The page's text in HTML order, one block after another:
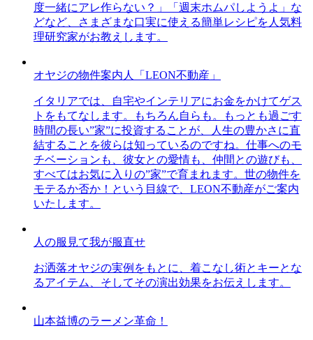
度一緒にアレ作らない？」「週末ホムパしようよ」な
どなど、さまざまな口実に使える簡単レシピを人気料
理研究家がお教えします。
オヤジの物件案内人「LEON不動産」
イタリアでは、自宅やインテリアにお金をかけてゲス
トをもてなします。もちろん自らも。もっとも過ごす
時間の長い”家”に投資することが、人生の豊かさに直
結することを彼らは知っているのですね。仕事へのモ
チベーションも、彼女との愛情も、仲間との遊びも、
すべてはお気に入りの”家”で育まれます。世の物件を
モテるか否か！という目線で、LEON不動産がご案内
いたします。
人の服見て我が服直せ
お洒落オヤジの実例をもとに、着こなし術とキーとな
るアイテム、そしてその演出効果をお伝えします。
山本益博のラーメン革命！